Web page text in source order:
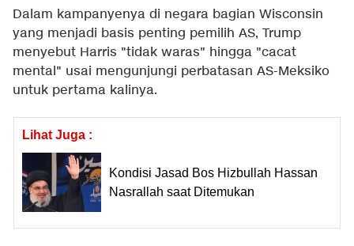
Dalam kampanyenya di negara bagian Wisconsin
yang menjadi basis penting pemilih AS, Trump
menyebut Harris "tidak waras" hingga "cacat
mental" usai mengunjungi perbatasan AS-Meksiko
untuk pertama kalinya.
Lihat Juga :
Kondisi Jasad Bos Hizbullah Hassan
Nasrallah saat Ditemukan